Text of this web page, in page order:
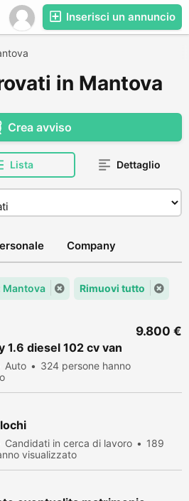
Inserisci un annuncio
in Mantova
Crea avviso
Lista Dettaglio
Company
Mantova Rimuovi tutto
1.6 diesel 102 cv van
Auto
324 persone hanno
9.800 €
Candidati in cerca di lavoro
189
visualizzato